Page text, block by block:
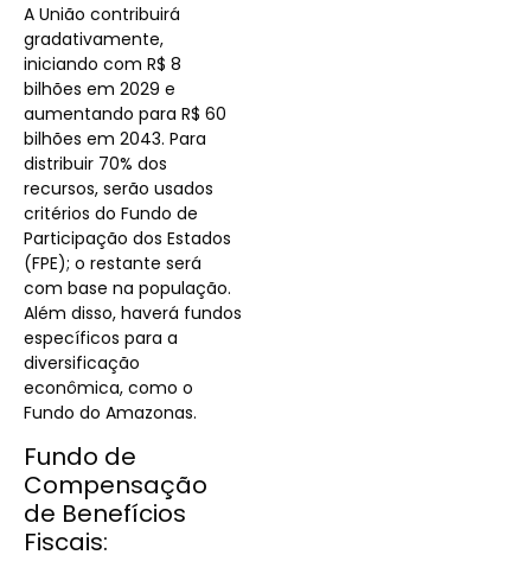
A União contribuirá
gradativamente,
iniciando com R$ 8
bilhões em 2029 e
aumentando para R$ 60
bilhões em 2043. Para
distribuir 70% dos
recursos, serão usados
critérios do Fundo de
Participação dos Estados
(FPE); o restante será
com base na população.
Além disso, haverá fundos
específicos para a
diversificação
econômica, como o
Fundo do Amazonas.
Fundo de
Compensação
de Benefícios
Fiscais: